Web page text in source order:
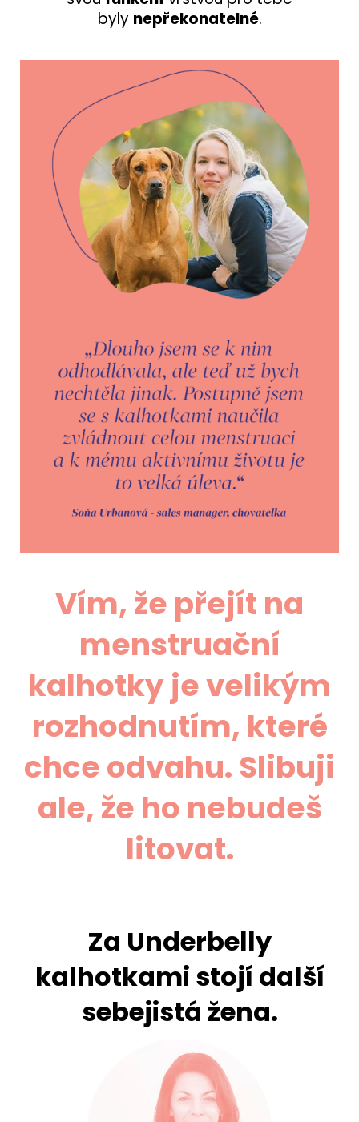
byly nepřekonatelné.
Vím, že přejít na
menstruační
kalhotky je velikým
rozhodnutím, které
chce odvahu. Slibuji
ale, že ho nebudeš
litovat.
Za Underbelly
kalhotkami stojí další
sebejistá žena.